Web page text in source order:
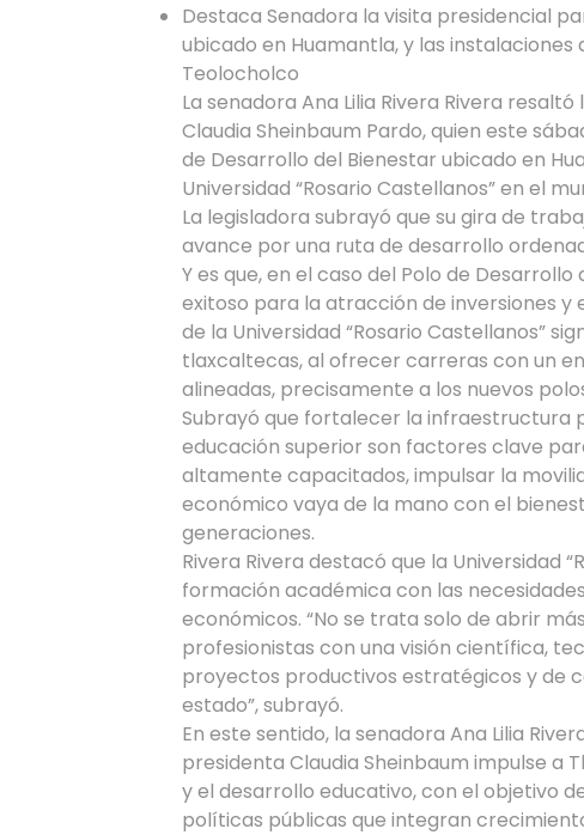
Destaca Senadora la visita presidencial
ubicado en Huamantla, y las instalaciones
Teolocholco
La senadora Ana Lilia Rivera Rivera
Claudia Sheinbaum Pardo, quien este
de Desarrollo del Bienestar ubicado en
Universidad “Rosario Castellanos” en el
La legisladora subrayó que su gira de
avance por una ruta de desarrollo
Y es que, en el caso del Polo de
exitoso para la atracción de inversiones
de la Universidad “Rosario Castellanos”
tlaxcaltecas, al ofrecer carreras con un
alineadas, precisamente a los nuevos
Subrayó que fortalecer la infraestructura
educación superior son factores clave
altamente capacitados, impulsar la
económico vaya de la mano con el
generaciones.
Rivera Rivera destacó que la Universidad
formación académica con las
económicos. “No se trata solo de abrir
profesionistas con una visión científica,
proyectos productivos estratégicos y de
estado”, subrayó.
En este sentido, la senadora Ana Lilia
presidenta Claudia Sheinbaum impulse a
y el desarrollo educativo, con el objetivo
políticas públicas que integran